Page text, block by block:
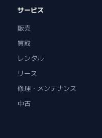
サービス
販売
買取
レンタル
リース
修理・メンテナンス
中古